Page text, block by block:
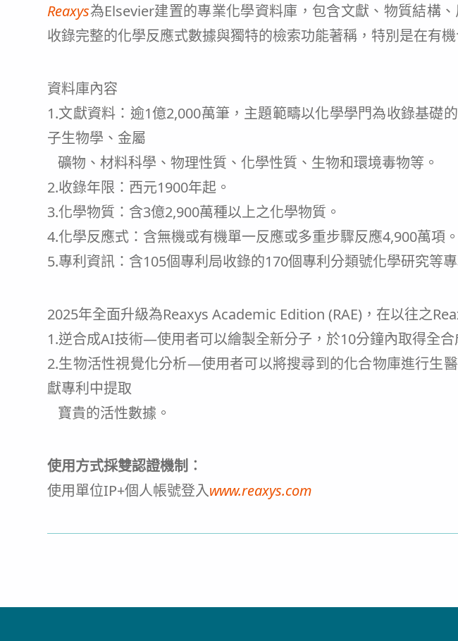
Reaxys為Elsevier建置的專業化學資料庫，包含文獻、物質結構
收錄完整的化學反應式數據與獨特的檢索功能著稱，特別是在有
資料庫內容
1.文獻資料：逾1億2,000萬筆，主題範疇以化學學門為收錄基礎
子生物學、金屬
礦物、材料科學、物理性質、化學性質、生物和環境毒物等。
2.收錄年限：西元1900年起。
3.化學物質：含3億2,900萬種以上之化學物質。
4.化學反應式：含無機或有機單一反應或多重步驟反應4,900萬項。
5.專利資訊：含105個專利局收錄的170個專利分類號化學研究等專
2025年全面升級為Reaxys Academic Edition (RAE)，在以往之
1.逆合成AI技術—使用者可以繪製全新分子，於10分鐘內取得全
2.生物活性視覺化分析—使用者可以將搜尋到的化合物庫進行生
獻專利中提取
寶貴的活性數據。
使用方式採雙認證機制︰
使用單位IP+個人帳號登入www.reaxys.com